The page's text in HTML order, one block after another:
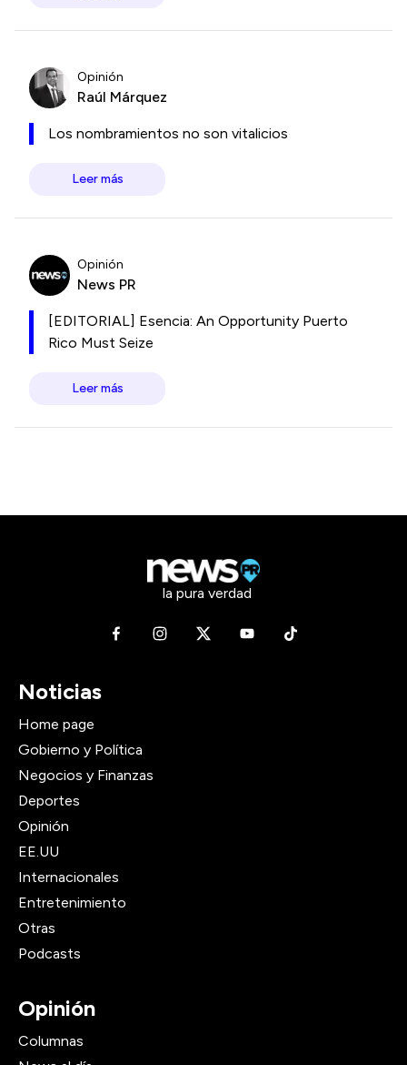
Opinión
Raúl Márquez
Los nombramientos no son vitalicios
Leer más
Opinión
News PR
[EDITORIAL] Esencia: An Opportunity Puerto
Rico Must Seize
Leer más
la pura verdad
Noticias
Home page
Gobierno y Política
Negocios y Finanzas
Deportes
Opinión
EE.UU
Internacionales
Entretenimiento
Otras
Podcasts
Opinión
Columnas